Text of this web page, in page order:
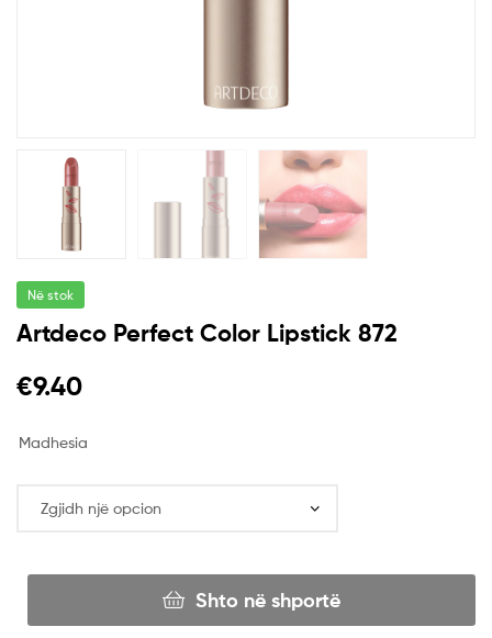
Në stok
Artdeco Perfect Color Lipstick 872
€9.40
Madhesia
Shto në shportë